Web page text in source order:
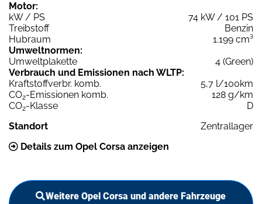
Motor:
kW / PS
74 kW / 101 PS
Treibstoff
Benzin
Hubraum
1.199 cm³
Umweltnormen:
Umweltplakette
4 (Green)
Verbrauch und Emissionen nach WLTP:
Kraftstoffverbr. komb.
5,7 l/100km
CO2-Emissionen komb.
128 g/km
CO2-Klasse
D
Standort
Zentrallager
Details zum Opel Corsa anzeigen
Weitere Opel Corsa und andere Fahrzeuge